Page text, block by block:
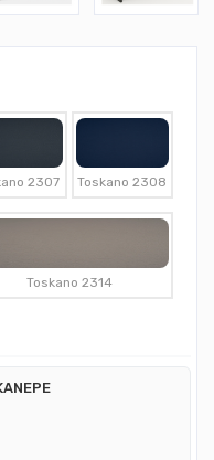
2307 Toskano 2308
Toskano 2314